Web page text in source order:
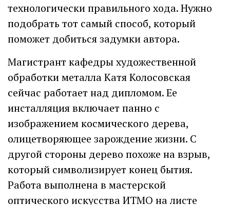
технологически правильного хода. Нужно
подобрать тот самый способ, который
поможет добиться задумки автора.
Магистрант кафедры художественной
обработки металла Катя Колосовская
сейчас работает над дипломом. Ее
инсталляция включает панно с
изображением космического дерева,
олицетворяющее зарождение жизни. С
другой стороны дерево похоже на взрыв,
который символизирует конец бытия.
Работа выполнена в мастерской
оптического искусства ИТМО на листе